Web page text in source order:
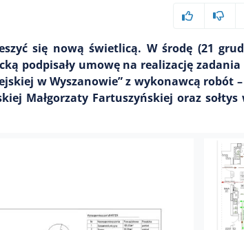
się nową świetlicą. W środę (21
podpisały umowę na realizację
w Wyszanowie” z wykonawcą robót –
Małgorzaty Fartuszyńskiej oraz sołtys